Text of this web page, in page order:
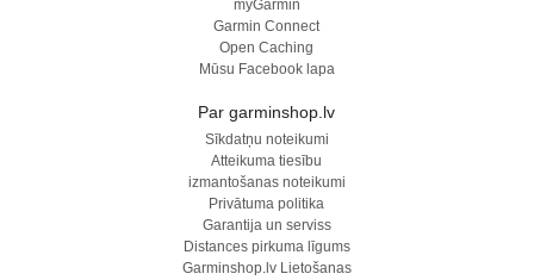
myGarmin
Garmin Connect
Open Caching
Mūsu Facebook lapa
Par garminshop.lv
Sīkdatņu noteikumi
Atteikuma tiesību
izmantošanas noteikumi
Privātuma politika
Garantija un serviss
Distances pirkuma līgums
Garminshop.lv Lietošanas